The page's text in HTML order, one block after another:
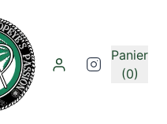
Panier
(0)